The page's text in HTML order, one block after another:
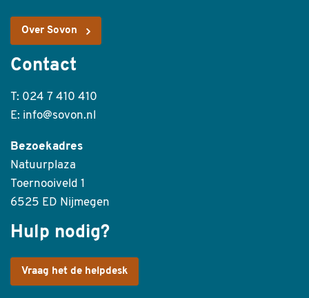
Over Sovon
Contact
T: 024 7 410 410
E: info@sovon.nl
Bezoekadres
Natuurplaza
Toernooiveld 1
6525 ED Nijmegen
Hulp nodig?
Vraag het de helpdesk